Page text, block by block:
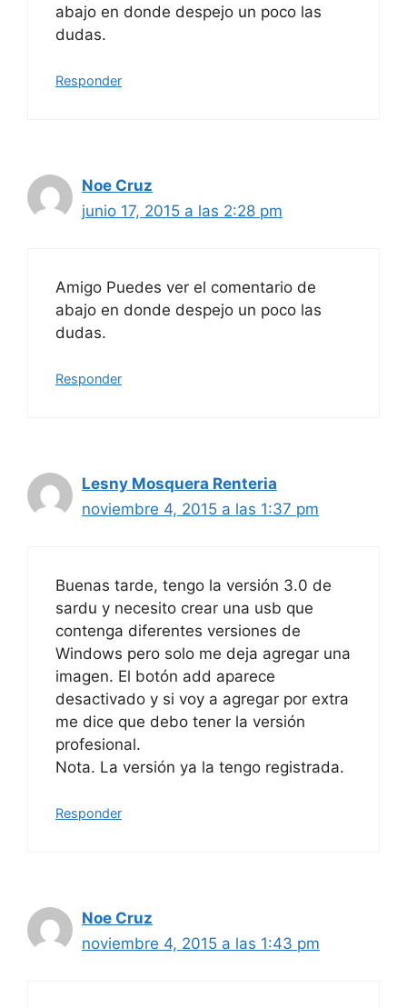
abajo en donde despejo un poco las
dudas.
Responder
Noe Cruz
junio 17, 2015 a las 2:28 pm
Amigo Puedes ver el comentario de
abajo en donde despejo un poco las
dudas.
Responder
Lesny Mosquera Renteria
noviembre 4, 2015 a las 1:37 pm
Buenas tarde, tengo la versión 3.0 de
sardu y necesito crear una usb que
contenga diferentes versiones de
Windows pero solo me deja agregar una
imagen. El botón add aparece
desactivado y si voy a agregar por extra
me dice que debo tener la versión
profesional.
Nota. La versión ya la tengo registrada.
Responder
Noe Cruz
noviembre 4, 2015 a las 1:43 pm